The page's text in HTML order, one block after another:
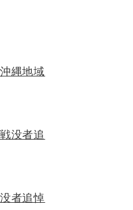
縄地域
没者追
者追悼